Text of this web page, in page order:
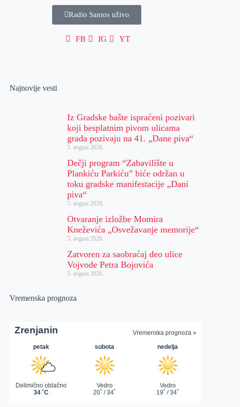
Radio Santos uživo
FB IG YT
Najnovije vesti
Iz Gradske bašte ispraćeni pozivari
koji besplatnim pivom ulicama
grada pozivaju na 41. „Dane piva“
5. avgust 2026.
Dečji program “Zabavilište u
Plankiću Parkiću” biće održan u
toku gradske manifestacije „Dani
piva“
5. avgust 2026.
Otvaranje izložbe Momira
Kneževića „Osvežavanje memorije“
5. avgust 2026.
Zatvoren za saobraćaj deo ulice
Vojvode Petra Bojovića
5. avgust 2026.
Vremenska prognoza